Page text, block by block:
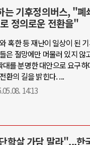
는 기후정의버스, "
정의로운 전환을"
혹한 등 재난이 일상이 된
은 절망에만 머물러 있지
를 분명한 대안으로 요구
환의 길을 밝힌다. ...
14:13
학살 가담 말라"...한